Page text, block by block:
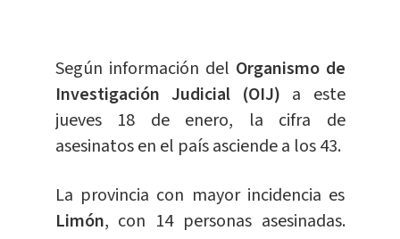
Según información del Organismo de
Investigación Judicial (OIJ) a este
jueves 18 de enero, la cifra de
asesinatos en el país asciende a los 43.
La provincia con mayor incidencia es
Limón, con 14 personas asesinadas.